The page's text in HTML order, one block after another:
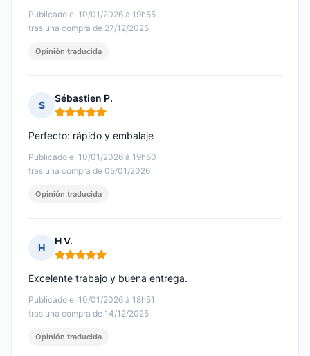
Publicado el 10/01/2026 à 19h55
tras una compra de 27/12/2025
Opinión traducida
S
Sébastien P.
Nota: 5 de 5
Publicado el 10/01/2026 à 19h50
tras una compra de 05/01/2026
Perfecto: rápido y embalaje
Opinión traducida
H
H V.
Nota: 5 de 5
Publicado el 10/01/2026 à 18h51
tras una compra de 14/12/2025
Excelente trabajo y buena entrega.
Opinión traducida